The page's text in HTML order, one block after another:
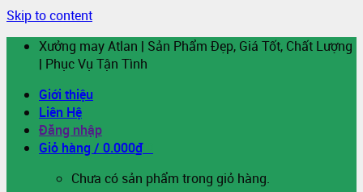
Skip to content
Xưởng may Atlan | Sản Phẩm Đẹp, Giá Tốt, Chất Lượng
| Phục Vụ Tận Tình
Giới thiệu
Liên Hệ
Đăng nhập
Giỏ hàng / 0.000₫
Chưa có sản phẩm trong giỏ hàng.